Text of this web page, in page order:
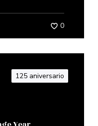
0
125 aniversario